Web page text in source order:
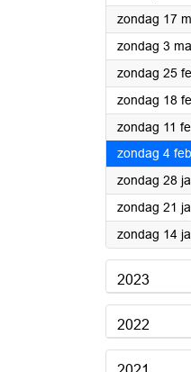
zondag 17
zondag 3
zondag 25
zondag 18
zondag 11
zondag 4
zondag 28
zondag 21
zondag 14
2023
2022